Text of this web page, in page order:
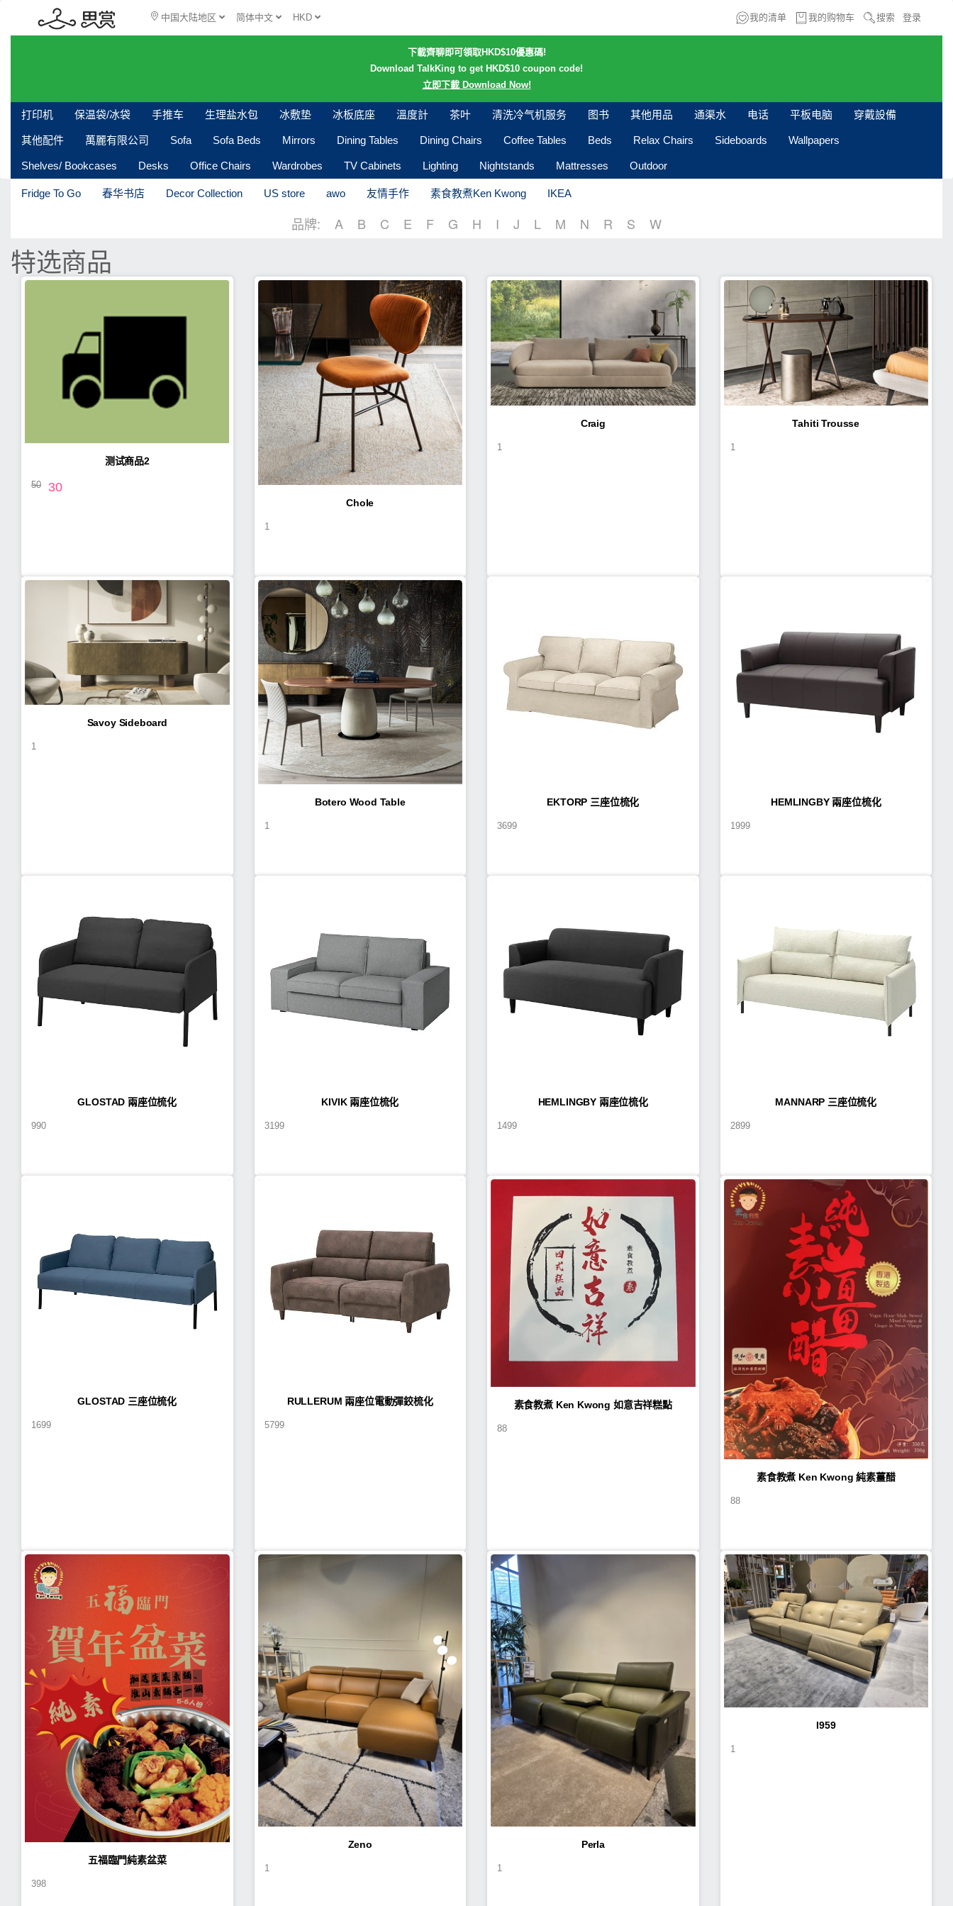
中国大陆地区 简体中文 HKD 我的清单 我的购物车 搜索 登录
下載齊聊即可領取HKD$10優惠碼!
Download TalkKing to get HKD$10 coupon code!
立即下載 Download Now!
打印机 保温袋/冰袋 手推车 生理盐水包 冰敷垫 冰板底座 溫度計 茶叶 清洗冷气机服务 图书 其他用品 通渠水 电话 平板电脑 穿戴設備
其他配件 萬麗有限公司 Sofa Sofa Beds Mirrors Dining Tables Dining Chairs Coffee Tables Beds Relax Chairs Sideboards Wallpapers
Shelves/ Bookcases Desks Office Chairs Wardrobes TV Cabinets Lighting Nightstands Mattresses Outdoor
Fridge To Go 春华书店 Decor Collection US store awo 友情手作 素食教煮Ken Kwong IKEA
品牌: A B C E F G H I J L M N R S W
特选商品
测试商品2
50 30
Chole
1
Craig
1
Tahiti Trousse
1
Savoy Sideboard
1
Botero Wood Table
1
EKTORP 三座位梳化
3699
HEMLINGBY 兩座位梳化
1999
GLOSTAD 兩座位梳化
990
KIVIK 兩座位梳化
3199
HEMLINGBY 兩座位梳化
1499
MANNARP 三座位梳化
2899
GLOSTAD 三座位梳化
1699
RULLERUM 兩座位電動彈鉸梳化
5799
素食教煮 Ken Kwong 如意吉祥糕點
88
素食教煮 Ken Kwong 純素薑醋
88
五福臨門純素盆菜
398
Zeno
1
Perla
1
I959
1